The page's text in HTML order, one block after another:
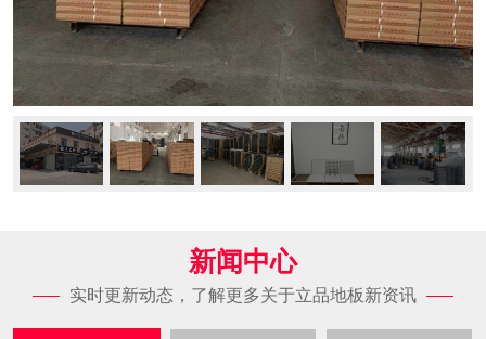
新闻中心
实时更新动态，了解更多关于立品地板新资讯